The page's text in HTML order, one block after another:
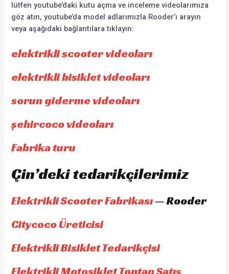
lütfen youtube’daki kutu açma ve inceleme videolarımıza
göz atın, youtube’da model adlarımızla Rooder’ı arayın
veya aşağıdaki bağlantılara tıklayın:
elektrikli scooter videoları
elektrikli bisiklet videoları
sorun giderme videoları
şehircoco videoları
Fabrika turu
Çin’deki tedarikçilerimiz
Elektrikli Scooter Fabrikası— Rooder
Citycoco Üreticisi
Elektrikli Bisiklet Tedarikçisi
Elektrikli Motosiklet Toptan Satış